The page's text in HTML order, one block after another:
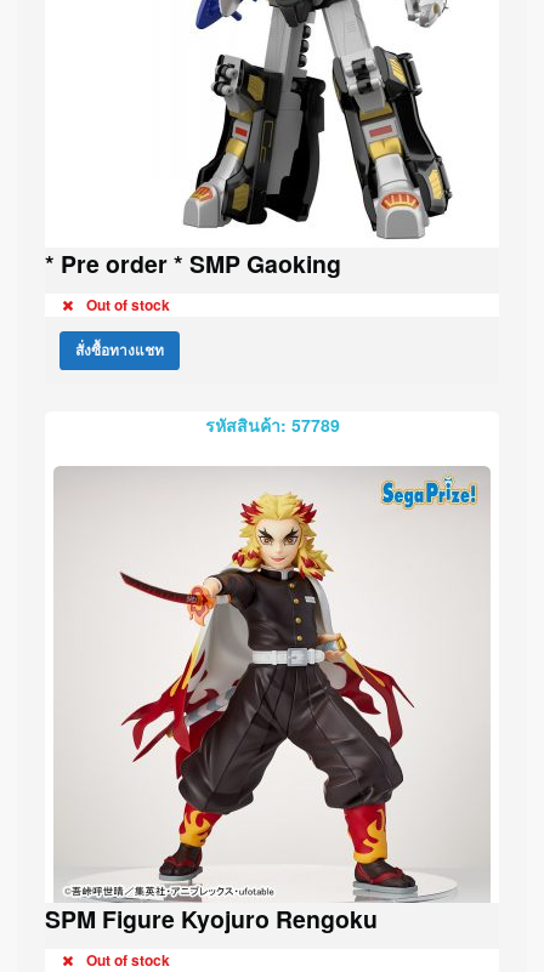
* Pre order * SMP Gaoking
Out of stock
สั่งซื้อทางแชท
รหัสสินค้า: 57789
SPM Figure Kyojuro Rengoku
Out of stock